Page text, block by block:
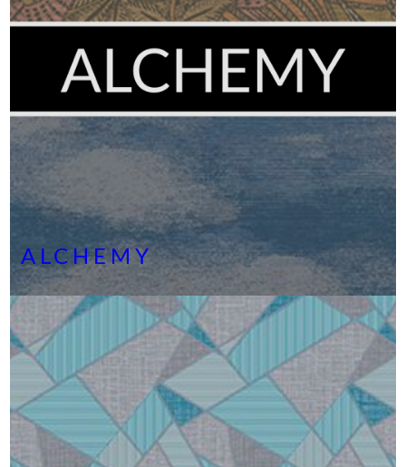
ALCHEMY